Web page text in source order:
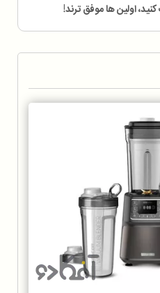
اولین ها موفق ترند!